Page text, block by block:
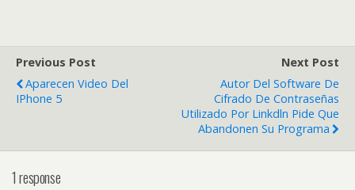
Previous Post
Aparecen Video Del
IPhone 5
Next Post
Autor Del Software De
Cifrado De Contraseñas
Utilizado Por Linkdln Pide Que
Abandonen Su Programa
1 response